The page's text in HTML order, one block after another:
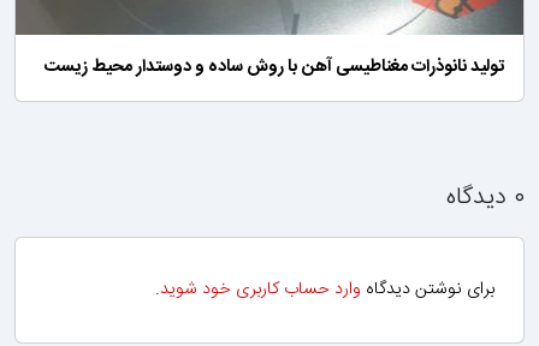
تولید نانوذرات مغناطیسی آهن با روش ساده و دوستدار محیط زیست
۰ دیدگاه
برای نوشتن دیدگاه وارد حساب کاربری خود شوید.